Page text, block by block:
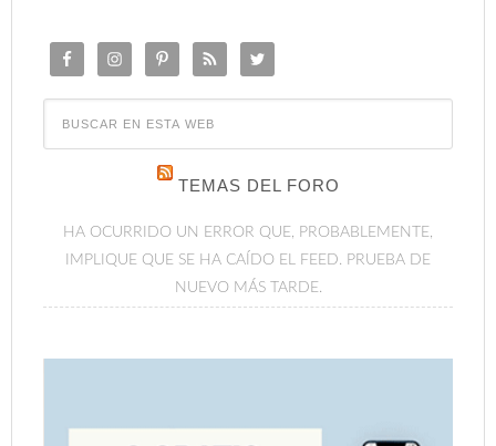
TEMAS DEL FORO
HA OCURRIDO UN ERROR QUE, PROBABLEMENTE,
IMPLIQUE QUE SE HA CAÍDO EL FEED. PRUEBA DE
NUEVO MÁS TARDE.